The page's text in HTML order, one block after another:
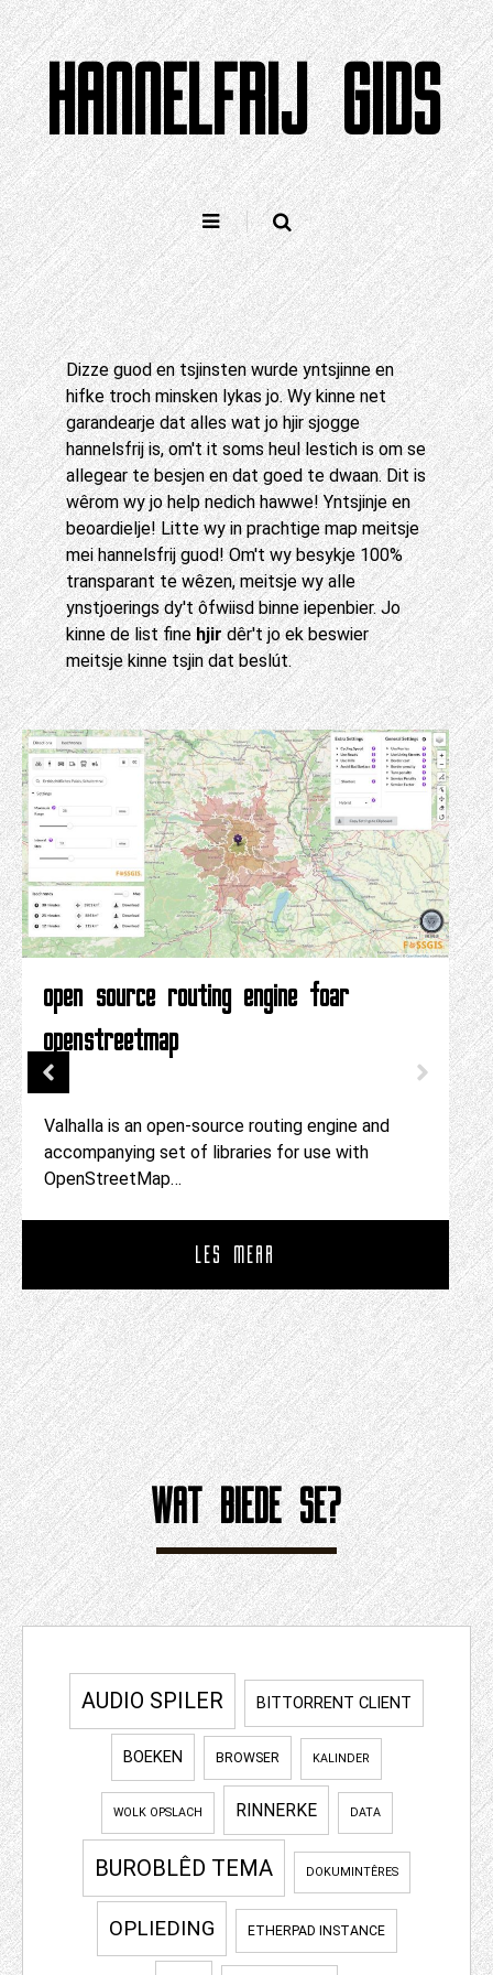
Gean
nei
ynhâld HANNELFRIJ GIDS
Dizze guod en tsjinsten wurde yntsjinne en
hifke troch minsken lykas jo. Wy kinne net
garandearje dat alles wat jo hjir sjogge
hannelsfrij is, om't it soms heul lestich is om se
allegear te besjen en dat goed te dwaan. Dit is
wêrom wy jo help nedich hawwe! Yntsjinje en
beoardielje! Litte wy in prachtige map meitsje
mei hannelsfrij guod! Om't wy besykje 100%
transparant te wêzen, meitsje wy alle
ynstjoerings dy't ôfwiisd binne iepenbier. Jo
kinne de list finehjirdêr't jo ek beswier
meitsje kinne tsjin dat beslút.
open source routing engine foar
openstreetmap
Valhalla is an open-source routing engine and
accompanying set of libraries for use with
OpenStreetMap…
LÊS MEAR
WAT BIEDE SE?
AUDIO SPILER BITTORRENT CLIENT
BOEKEN BROWSER KALINDER
WOLK OPSLACH RINNERKE DATA
BUROBLÊD TEMA DOKUMINTÊRES
OPLIEDING ETHERPAD INSTANCE